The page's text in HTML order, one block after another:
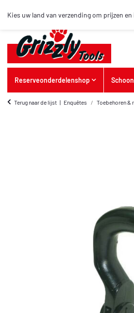
Kies uw land van verzending om prijzen
Reserveonderdelenshop
Terug naar de lijst Enquêtes Toebehoren &